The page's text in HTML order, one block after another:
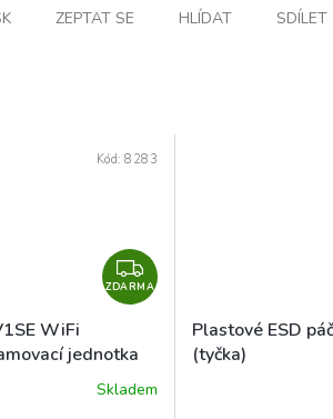
ZEPTAT SE HLÍDAT SDÍLET
Z
D
A
ZDARMA
WiFi
jednotka
Skladem
Kód: 8283
Plastové ESD
(tyčka)